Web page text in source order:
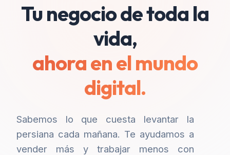
Tu negocio de toda la
vida,
ahora en el mundo
digital.
Sabemos lo que cuesta levantar la
persiana cada mañana. Te ayudamos a
vender más y trabajar menos con